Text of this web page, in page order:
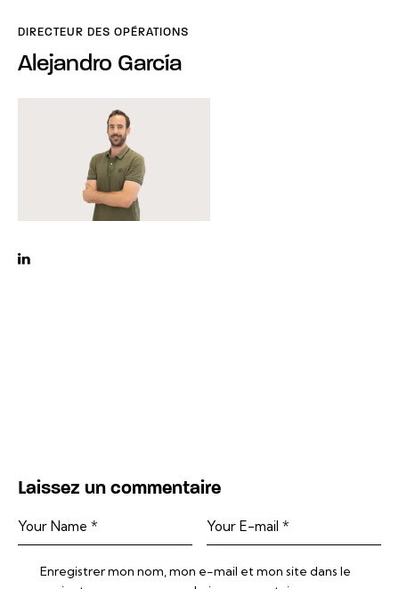
DIRECTEUR DES OPÉRATIONS
Alejandro García
linkedin
Laissez un commentaire
Enregistrer mon nom, mon e-mail et mon site dans le